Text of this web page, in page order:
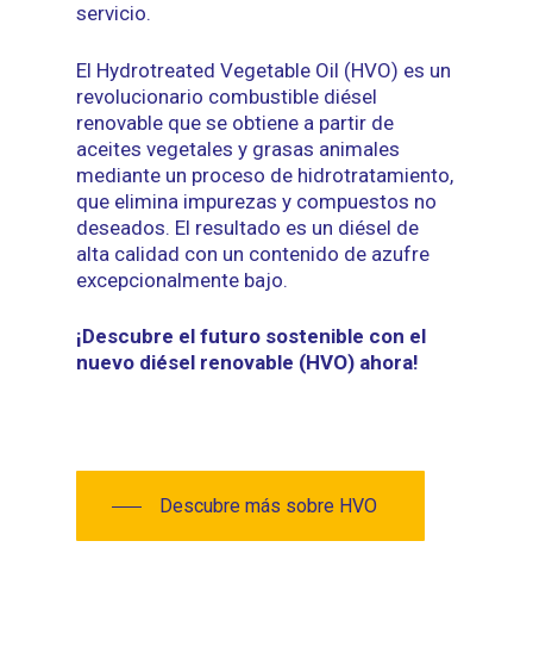
servicio.
El Hydrotreated Vegetable Oil (HVO) es un
revolucionario combustible diésel
renovable que se obtiene a partir de
aceites vegetales y grasas animales
mediante un proceso de hidrotratamiento,
que elimina impurezas y compuestos no
deseados. El resultado es un diésel de
alta calidad con un contenido de azufre
excepcionalmente bajo.
¡Descubre el futuro sostenible con el
nuevo diésel renovable (HVO) ahora!
Descubre más sobre HVO